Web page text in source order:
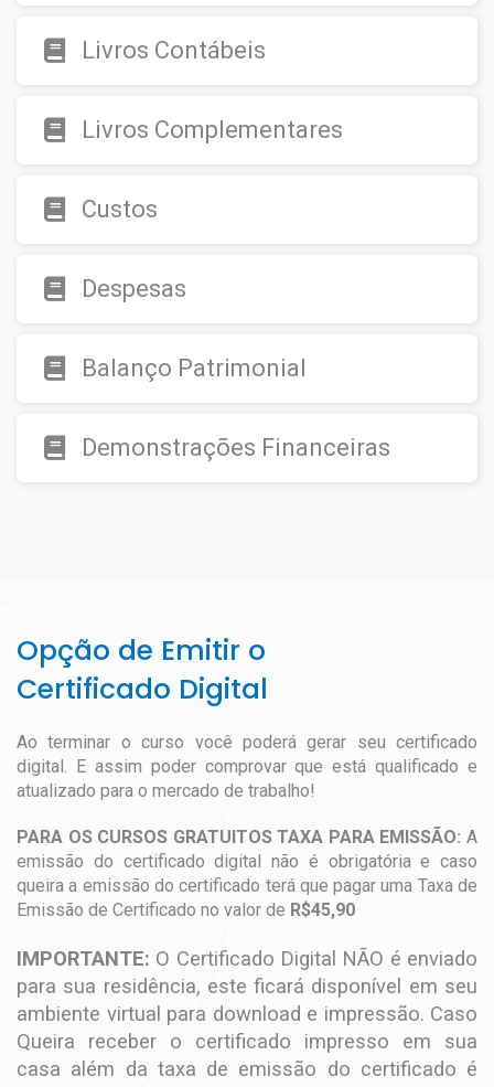
Livros Contábeis
Livros Complementares
Custos
Despesas
Balanço Patrimonial
Demonstrações Financeiras
Opção de Emitir o
Certificado Digital
Ao terminar o curso você poderá gerar seu certificado
digital. E assim poder comprovar que está qualificado e
atualizado para o mercado de trabalho!
PARA OS CURSOS GRATUITOS TAXA PARA EMISSÃO: A
emissão do certificado digital não é obrigatória e caso
queira a emissão do certificado terá que pagar uma Taxa de
Emissão de Certificado no valor de R$45,90
IMPORTANTE: O Certificado Digital NÃO é enviado
para sua residência, este ficará disponível em seu
ambiente virtual para download e impressão. Caso
Queira receber o certificado impresso em sua
casa além da taxa de emissão do certificado é